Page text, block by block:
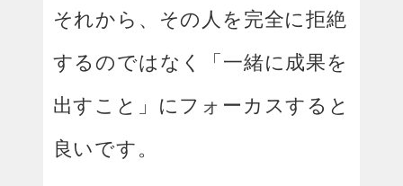
それから、その人を完全に拒絶
するのではなく「一緒に成果を
出すこと」にフォーカスすると
良いです。